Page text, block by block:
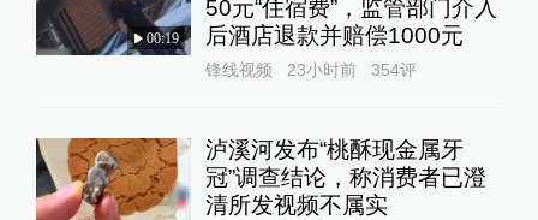
00:19
50元“住宿费”，监管部门介入
后酒店退款并赔偿1000元
锋线视频 23小时前 354评
泸溪河发布“桃酥现金属牙
冠”调查结论，称消费者已澄
清所发视频不属实